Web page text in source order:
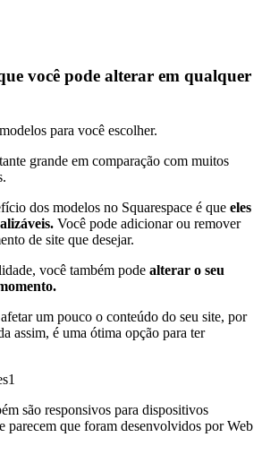
você pode alterar em qualquer
para você escolher.
grande em comparação com muitos
dos modelos no Squarespace é que eles
Você pode adicionar ou remover
de site que desejar.
você também pode alterar o seu
um pouco o conteúdo do seu site, por
assim, é uma ótima opção para ter
são responsivos para dispositivos
parecem que foram desenvolvidos por Web